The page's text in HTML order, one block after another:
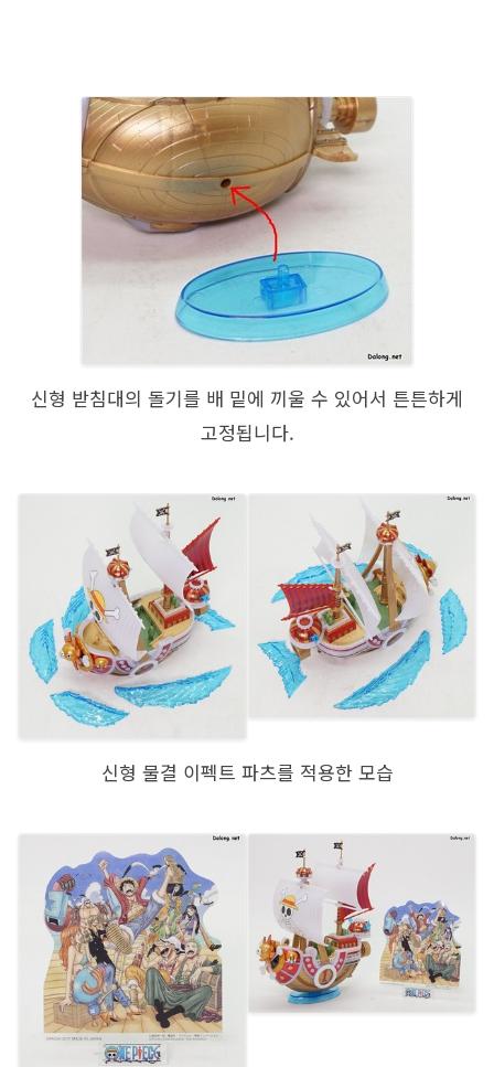
신형 받침대의 돌기를 배 밑에 끼울 수 있어서 튼튼하게
고정됩니다.
신형 물결 이펙트 파츠를 적용한 모습